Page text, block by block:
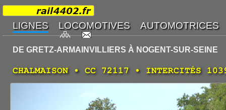
DE GRETZ-ARMAINVILLIERS À NOGENT-SUR-SEINE
CHALMAISON • CC 72117 • INTERCITÉS